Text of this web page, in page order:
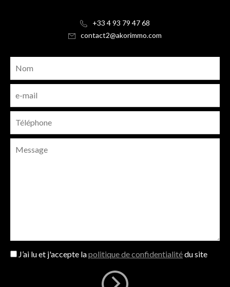
+33 4 93 79 47 68
contact2@akorimmo.com
J’ai lu et j'accepte lapolitique de confidentialitédu site